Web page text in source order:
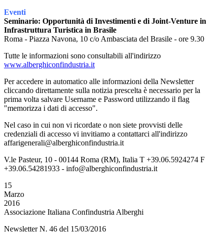
Eventi
Seminario: Opportunità di Investimenti e di Joint-Venture in
Infrastruttura Turistica in Brasile
Roma - Piazza Navona, 10 c/o Ambasciata del Brasile - ore 9.30
Tutte le informazioni sono consultabili all'indirizzo
www.alberghiconfindustria.it
Per accedere in automatico alle informazioni della Newsletter
cliccando direttamente sulla notizia prescelta è necessario per la
prima volta salvare Username e Password utilizzando il flag
"memorizza i dati di accesso".
Nel caso in cui non vi ricordate o non siete provvisti delle
credenziali di accesso vi invitiamo a contattarci all'indirizzo
affarigenerali@alberghiconfindustria.it
V.le Pasteur, 10 - 00144 Roma (RM), Italia T +39.06.5924274 F
+39.06.54281933 - info@alberghiconfindustria.it
15
Marzo
2016
Associazione Italiana Confindustria Alberghi
Newsletter N. 46 del 15/03/2016